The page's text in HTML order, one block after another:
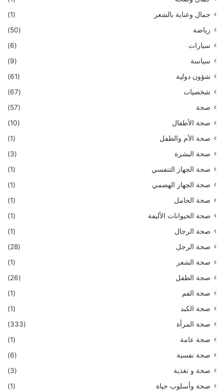
جمال وعناية بالشعر
(1)
رياضة
(50)
سيارات
(6)
سياسة
(9)
شؤون دولية
(61)
شخصيات
(67)
صحة
(57)
صحة الأطفال
(10)
صحة الأم والطفل
(1)
صحة البشرة
(3)
صحة الجهاز التنفسي
(1)
صحة الجهاز الهضمي
(1)
صحة الحامل
(1)
صحة الحيوانات الأليفة
(1)
صحة الرجال
(1)
صحة الرجل
(28)
صحة الشعر
(1)
صحة الطفل
(26)
صحة الفم
(1)
صحة الكبد
(1)
صحة المرأة
(333)
صحة عامة
(1)
صحة نفسية
(6)
صحة و تغذية
(3)
صحة وأسلوب حياة
(1)